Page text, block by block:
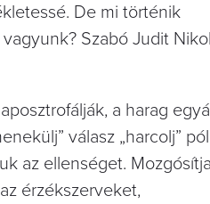
De mi történik
Szabó Judit
a harag
válasz „harcolj”
az ellenséget.
érzékszerveket,